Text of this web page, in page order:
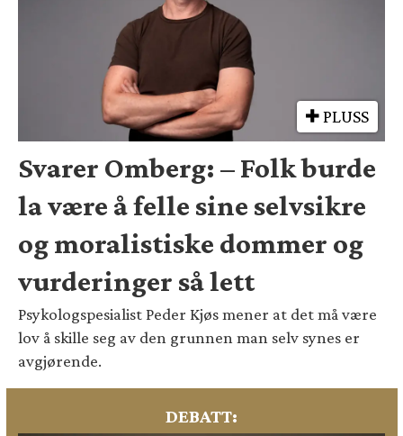
PLUSS
Svarer Omberg: – Folk burde
la være å felle sine selvsikre
og moralistiske dommer og
vurderinger så lett
Psykologspesialist Peder Kjøs mener at det må være
lov å skille seg av den grunnen man selv synes er
avgjørende.
DEBATT: